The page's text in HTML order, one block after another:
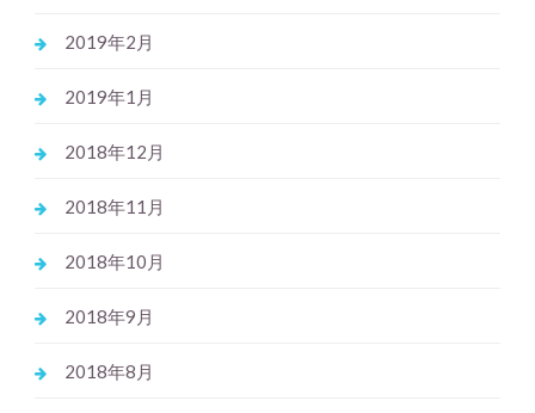
2019年2月
2019年1月
2018年12月
2018年11月
2018年10月
2018年9月
2018年8月